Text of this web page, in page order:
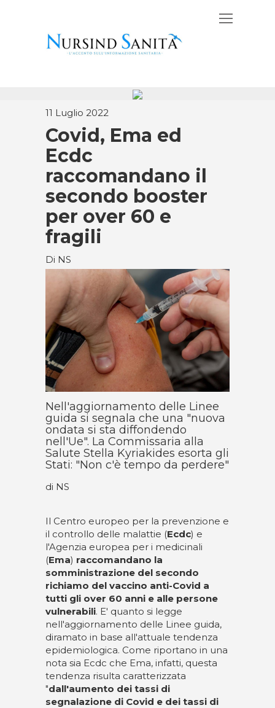
11 Luglio 2022
Covid, Ema ed
Ecdc
raccomandano il
secondo booster
per over 60 e
fragili
Di NS
Nell'aggiornamento delle Linee
guida si segnala che una "nuova
ondata si sta diffondendo
nell'Ue". La Commissaria alla
Salute Stella Kyriakides esorta gli
Stati: "Non c'è tempo da perdere"
di NS
Il Centro europeo per la prevenzione e
il controllo delle malattie (Ecdc) e
l'Agenzia europea per i medicinali
(Ema) raccomandano la
somministrazione del secondo
richiamo del vaccino anti-Covid a
tutti gli over 60 anni e alle persone
vulnerabili. E' quanto si legge
nell'aggiornamento delle Linee guida,
diramato in base all'attuale tendenza
epidemiologica. Come riportano in una
nota sia Ecdc che Ema, infatti, questa
tendenza risulta caratterizzata
"dall'aumento dei tassi di
segnalazione di Covid e dei tassi di